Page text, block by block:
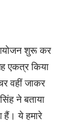
शुरू कर
एकत्र किया
वहीं जाकर
ने बताया
हैं। ये हमारे